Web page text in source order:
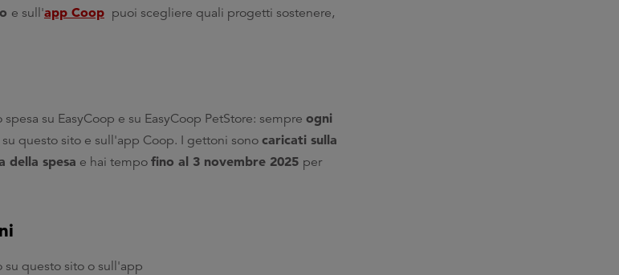
e sull'app Coop puoi scegliere quali progetti sostenere,
su EasyCoop e su EasyCoop PetStore: sempre ogni
questo sito e sull'app Coop. I gettoni sono caricati sulla
della spesa e hai tempo fino al 3 novembre 2025 per
su questo sito o sull'app